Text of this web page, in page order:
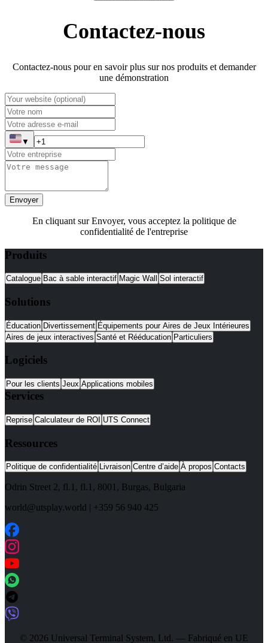
Contactez-nous
Contactez-nous pour en savoir plus sur nos produits et demander
une démonstration
▼
Envoyer
En cliquant sur Envoyer, vous acceptez la politique de
confidentialité de l'entreprise
Produits
Catalogue Bac à sable interactif Magic Wall Sol interactif
Solutions
Éducation Divertissement Équipements pour Aires de Jeux Intérieures
Aires de jeux interactives Santé et Rééducation Particuliers
Logiciels
Pour les clients Jeux Applications mobiles
Services
Reprise Calculateur de ROI UTS Connect
Ressources
Politique de confidentialité Livraison Centre d’aide À propos Contacts
Odrin Street 2, fl.1 , fl.1, 8001 , Burgas, Bulgaria
world@utsplay.world | +359 56 940 425
© 2026 Universal Terminal System, Ltd. — Fabriqué en UE